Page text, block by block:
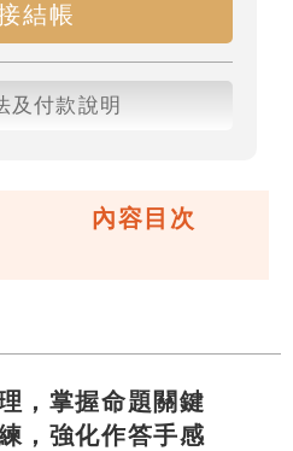
結帳
及付款說明
內容目次
，掌握命題關鍵
，強化作答手感